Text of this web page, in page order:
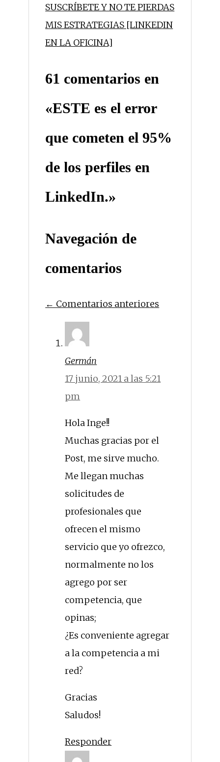
SUSCRÍBETE Y NO TE PIERDAS
MIS ESTRATEGIAS [LINKEDIN
EN LA OFICINA]
61 comentarios en
«ESTE es el error
que cometen el 95%
de los perfiles en
LinkedIn.»
Navegación de
comentarios
← Comentarios anteriores
Germán
17 junio, 2021 a las 5:21
pm
Hola Inge!!
Muchas gracias por el
Post, me sirve mucho.
Me llegan muchas
solicitudes de
profesionales que
ofrecen el mismo
servicio que yo ofrezco,
normalmente no los
agrego por ser
competencia, que
opinas;
¿Es conveniente agregar
a la competencia a mi
red?
Gracias
Saludos!
Responder